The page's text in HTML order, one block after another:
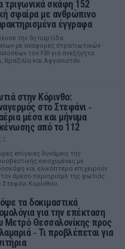
τριγωνικά σκάφη 152
σφαίρα με ανθρώπινο
έγγραφα
την 5η παρτίδα
με αναφορές στρατιωτικών
του FBI για ανεξήγητα
και Αφγανιστάν.
στην Κόρινθο:
στο Στεφάνι ‑
μέσα και μήνυμα
από το 112
επίγειες δυνάμεις της
ενισχυμένες με
και ελικόπτερα επιχειρούν
τον άμεσο περιορισμό της φωτιάς
Στεφάνι Κορίνθου.
τα δοκιμαστικά
για την επέκταση
Μετρό Θεσσαλονίκης προς
‑ Τι προβλέπεται για